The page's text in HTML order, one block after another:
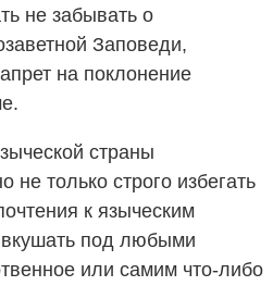
не забывать о
Заповеди,
на поклонение
страны
не только строго избегать
к языческим
под любыми
или самим что-либо